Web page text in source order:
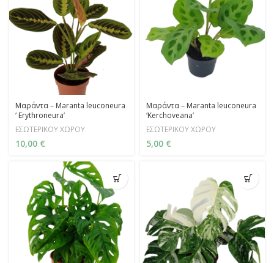
Μαράντα – Maranta leuconeura
‘ Erythroneura’
ΕΣΩΤΕΡΙΚΟΥ ΧΩΡΟΥ
10,00 €
Μαράντα – Maranta leuconeura
‘Kerchoveana’
ΕΣΩΤΕΡΙΚΟΥ ΧΩΡΟΥ
5,00 €